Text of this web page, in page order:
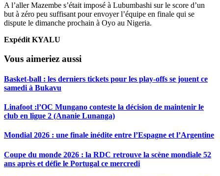
A l’aller Mazembe s’était imposé à Lubumbashi sur le score d’un
but à zéro peu suffisant pour envoyer l’équipe en finale qui se
dispute le dimanche prochain à Oyo au Nigeria.
Expédit KYALU
Vous aimeriez aussi
Basket-ball : les derniers tickets pour les play-offs se jouent ce
samedi à Bukavu
Linafoot :l’OC Mungano conteste la décision de maintenir le
club en ligue 2 (Ananie Lunanga)
Mondial 2026 : une finale inédite entre l’Espagne et l’Argentine
Coupe du monde 2026 : la RDC retrouve la scène mondiale 52
ans après et défie le Portugal ce mercredi